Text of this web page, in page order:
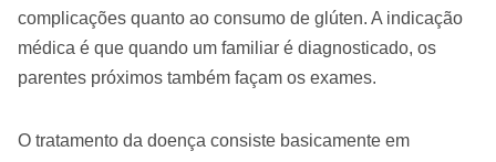
complicações quanto ao consumo de glúten. A indicação
médica é que quando um familiar é diagnosticado, os
parentes próximos também façam os exames.
O tratamento da doença consiste basicamente em